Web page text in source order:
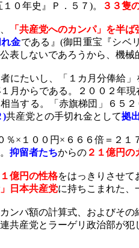
１０年史』Ｐ．５７ )。 ３３隻
「共産党へのカンパ」を半ば
金である』 (御田重宝『シベ
表しないであろうから、 機械
にたいし、「１カ月分俸給」
１月からである。２００２年
当する。「赤旗梯団」６５２
)共産党との手切れ金として拠
％×１００円×６６６倍＝２
抑留者たちからの ２１億円の
１億円の性格をはっきりさせて
日本共産党に持ちこまれた、
ンパ額の計算式、およびその
共産党とラーゲリ政治部が